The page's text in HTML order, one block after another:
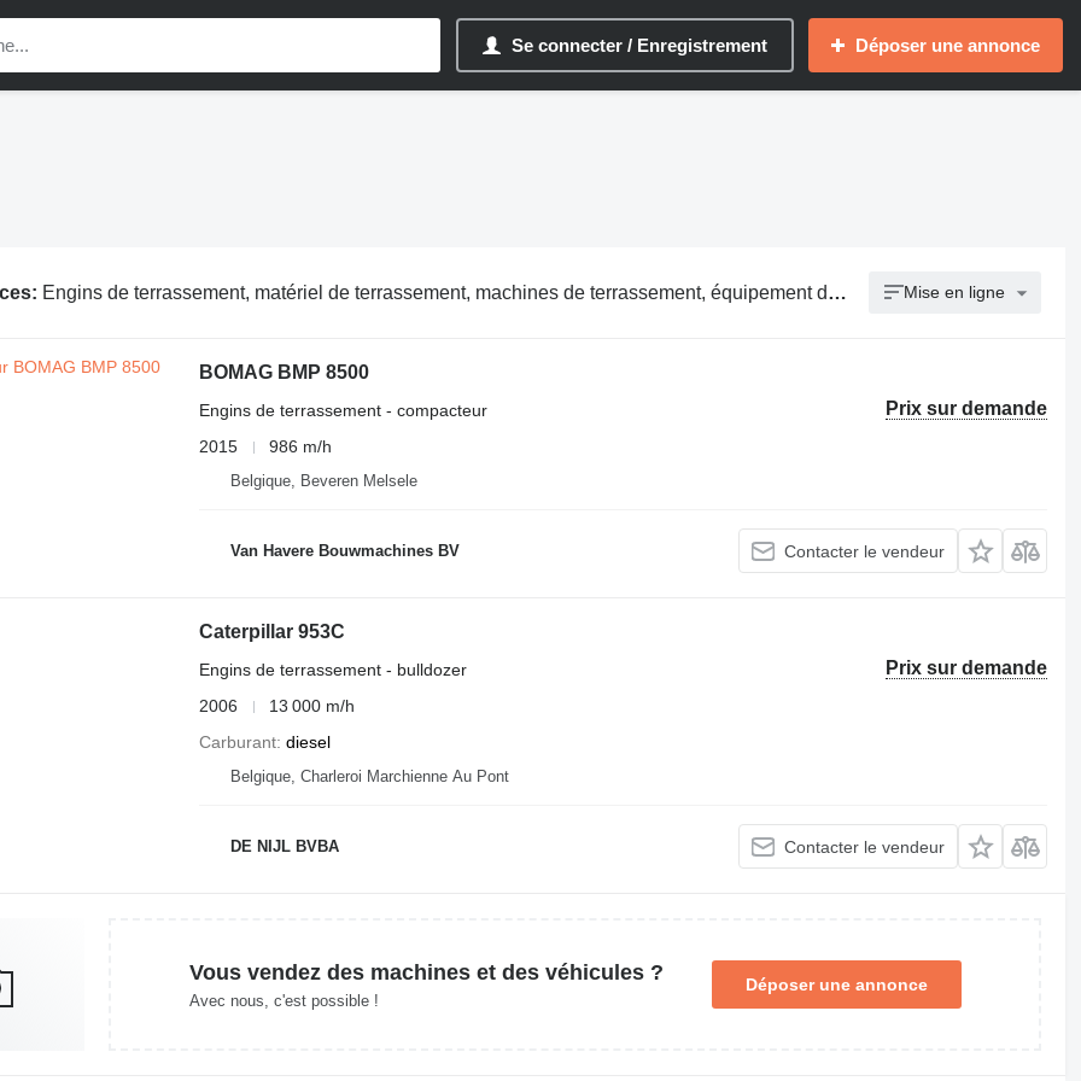
Se connecter / Enregistrement Déposer une annonce
Engins de terrassement, matériel de terrassement, machines de terrassement, équipement de terrassement Mise en ligne
BOMAG BMP 8500
Prix sur demande
Engins de terrassement - compacteur
2015
986 m/h
Belgique, Beveren Melsele
Van Havere Bouwmachines BV Contacter le vendeur
Caterpillar 953C
Prix sur demande
Engins de terrassement - bulldozer
2006
13 000 m/h
Carburant diesel
Belgique, Charleroi Marchienne Au Pont
DE NIJL BVBA Contacter le vendeur
Vous vendez des machines et des véhicules ?
Avec nous, c'est possible !
Déposer une annonce